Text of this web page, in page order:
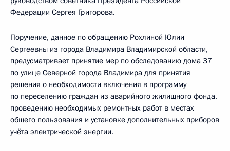
Федерации Сергея Григорова.
Поручение, данное по обращению Рохлиной Юлии
Сергеевны из города Владимира Владимирской области,
предусматривает принятие мер по обследованию дома 37
по улице Северной города Владимира для принятия
решения о необходимости включения в программу
по переселению граждан из аварийного жилищного фонда,
проведению необходимых ремонтных работ в местах
общего пользования и установке дополнительных приборов
учёта электрической энергии.